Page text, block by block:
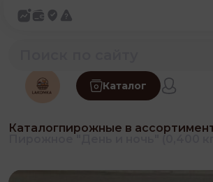
Каталог
Каталогпирожные в